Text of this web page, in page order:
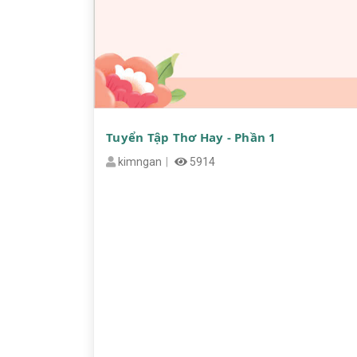
Tuyển Tập Thơ Hay - Phần 1
kimngan 5914